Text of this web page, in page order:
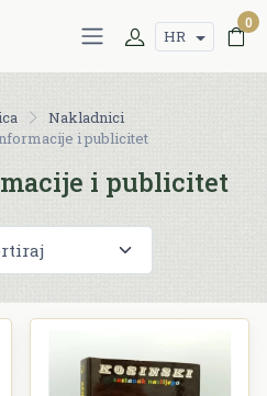
HR
0
Nakladnici
i publicitet
i publicitet